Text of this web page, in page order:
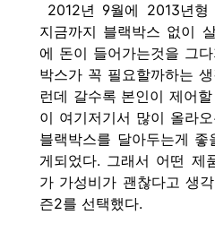
2012년 9월에 2013년형
지금까지 블랙박스 없이
에 돈이 들어가는것을 그
박스가 꼭 필요할까하는
런데 갈수록 본인이 제어
이 여기저기서 많이 올라
블랙박스를 달아두는게
게되었다. 그래서 어떤 제
가 가성비가 괜찮다고 생
즌2를 선택했다.